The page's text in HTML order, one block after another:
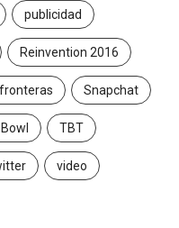
publicidad
Reinvention 2016
Snapchat
TBT
video